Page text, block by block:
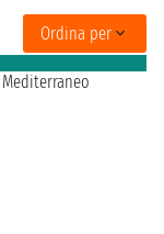
Ordina per